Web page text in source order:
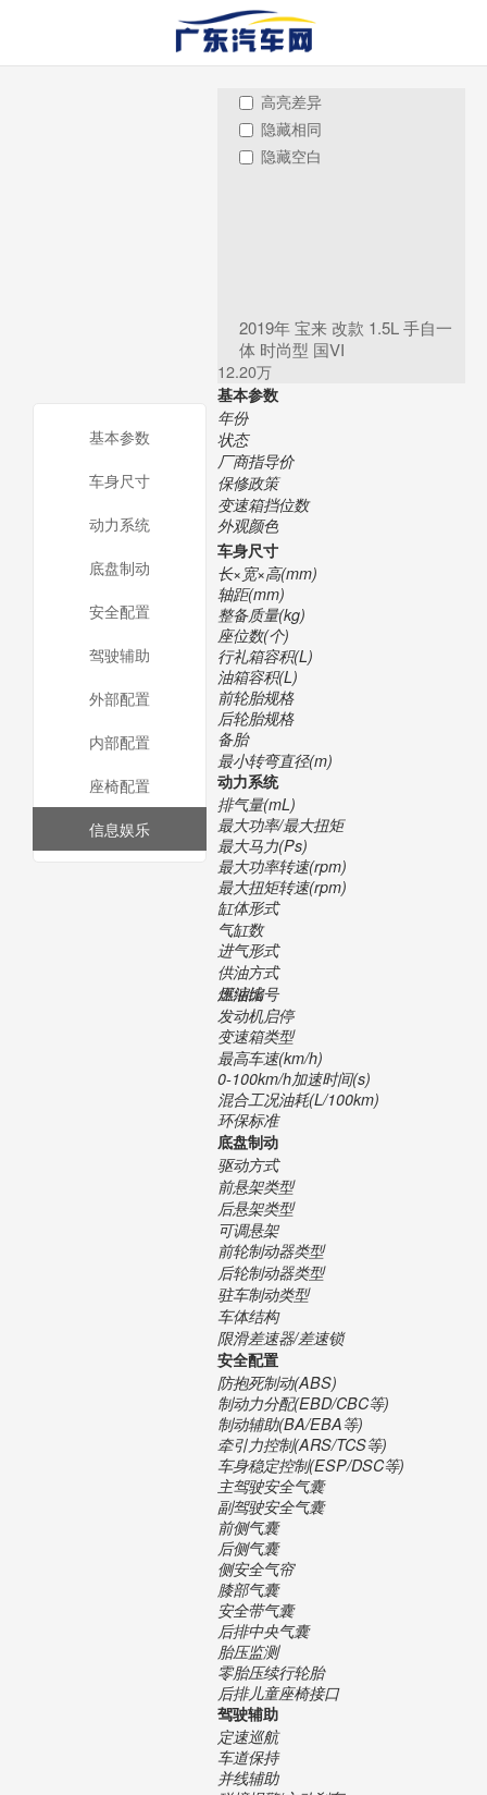
高亮差异
隐藏相同
隐藏空白
2019年 宝来 改款 1.5L 手自一
体 时尚型 国VI
12.20万
基本参数
年份
状态
厂商指导价
保修政策
变速箱挡位数
外观颜色
车身尺寸
长×宽×高(mm)
轴距(mm)
整备质量(kg)
座位数(个)
行礼箱容积(L)
油箱容积(L)
前轮胎规格
后轮胎规格
备胎
最小转弯直径(m)
动力系统
排气量(mL)
最大功率/最大扭矩
最大马力(Ps)
最大功率转速(rpm)
最大扭矩转速(rpm)
缸体形式
气缸数
进气形式
供油方式
压缩比
燃油编号
发动机启停
变速箱类型
最高车速(km/h)
0-100km/h加速时间(s)
混合工况油耗(L/100km)
环保标准
底盘制动
驱动方式
前悬架类型
后悬架类型
可调悬架
前轮制动器类型
后轮制动器类型
驻车制动类型
车体结构
限滑差速器/差速锁
安全配置
防抱死制动(ABS)
制动力分配(EBD/CBC等)
制动辅助(BA/EBA等)
牵引力控制(ARS/TCS等)
车身稳定控制(ESP/DSC等)
主驾驶安全气囊
副驾驶安全气囊
前侧气囊
后侧气囊
侧安全气帘
膝部气囊
安全带气囊
后排中央气囊
胎压监测
零胎压续行轮胎
后排儿童座椅接口
驾驶辅助
定速巡航
车道保持
并线辅助
基本参数
车身尺寸
动力系统
底盘制动
安全配置
驾驶辅助
外部配置
内部配置
座椅配置
信息娱乐